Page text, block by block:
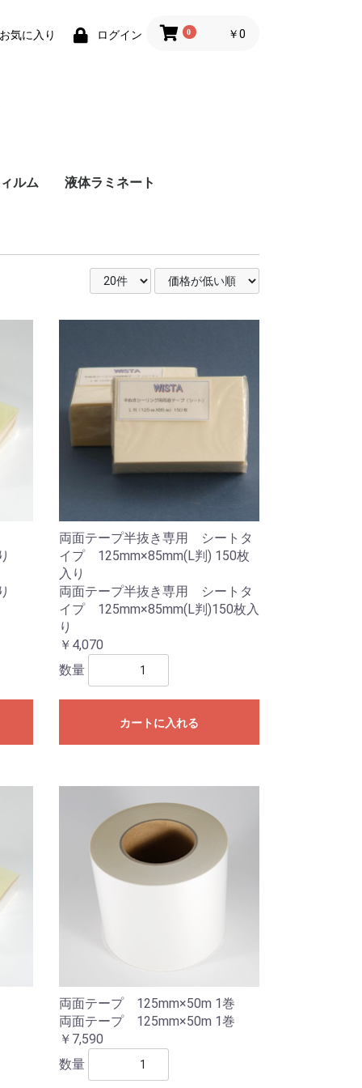
お気に入り ログイン 0 ￥0
ルム 液体ラミネート
両面テープ半抜き専用 シートタ
イプ 125mm×85mm(L判) 150枚
入り
両面テープ半抜き専用 シートタ
イプ 125mm×85mm(L判)150枚入
り
￥4,070
数量
カートに入れる
両面テープ 125mm×50m 1巻
両面テープ 125mm×50m 1巻
￥7,590
数量